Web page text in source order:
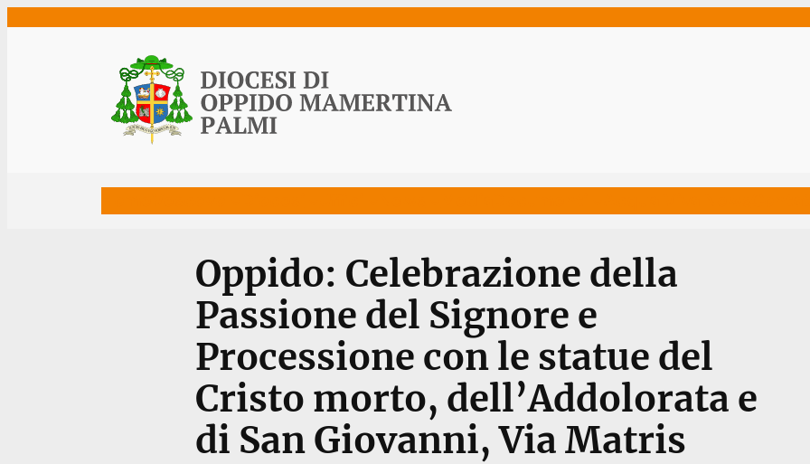
Oppido: Celebrazione della
Passione del Signore e
Processione con le statue del
Cristo morto, dell’Addolorata e
di San Giovanni, Via Matris